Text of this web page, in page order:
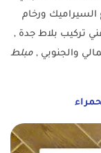
ورخام
تركيب بلاط جدة ,
والجنوبي , مبلط